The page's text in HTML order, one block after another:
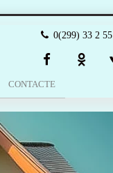
0(299) 33 2 55
CONTACTE